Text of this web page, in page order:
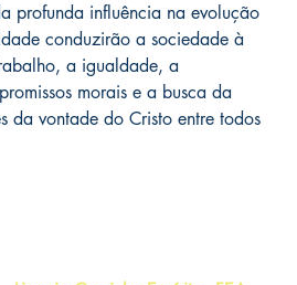
profunda influência na evolução
conduzirão a sociedade à
a igualdade, a
morais e a busca da
da vontade do Cristo entre todos